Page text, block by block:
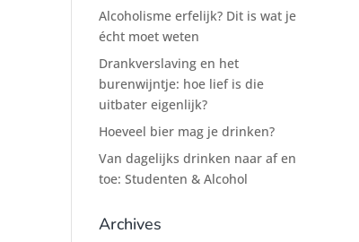
Alcoholisme erfelijk? Dit is wat je
écht moet weten
Drankverslaving en het
burenwijntje: hoe lief is die
uitbater eigenlijk?
Hoeveel bier mag je drinken?
Van dagelijks drinken naar af en
toe: Studenten & Alcohol
Archives